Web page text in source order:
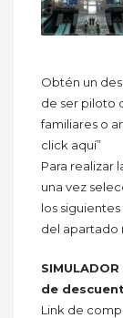
Obtén un
de ser piloto
familiares o
click aquí”
Para realizar
una vez
los
del apartado
de
Link de